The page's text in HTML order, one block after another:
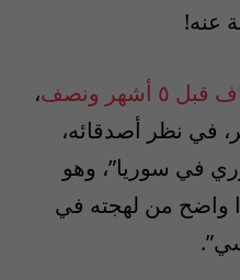
عنه!
أشهر ونصف
،
في نظر أصدقائه،
في سوريا”، وهو
واضح من لهجته في